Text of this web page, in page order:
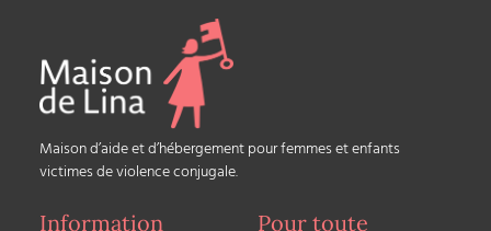
Maison d’aide et d’hébergement pour femmes et enfants
victimes de violence conjugale.
Information
Pour toute